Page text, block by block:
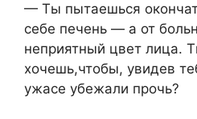
— Ты пытаешься
себе печень — а от
неприятный цвет лица.
хочешь,чтобы, увидев
ужасе убежали прочь?